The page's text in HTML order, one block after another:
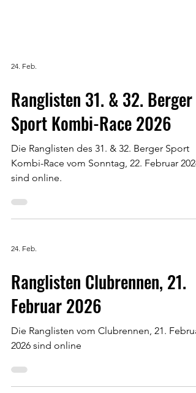
24. Feb.
Ranglisten 31. & 32. Berger
Sport Kombi-Race 2026
Die Ranglisten des 31. & 32. Berger Sport
sind online.
24. Feb.
Ranglisten Clubrennen, 21.